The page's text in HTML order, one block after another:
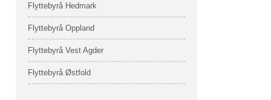
Flyttebyrå Hedmark
Flyttebyrå Oppland
Flyttebyrå Vest Agder
Flyttebyrå Østfold